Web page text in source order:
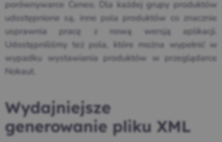
porównywarce Ceneo. Dla każdej grupy produktów
udostępnione są, inne pola produktów co znacznie
usprawnia pracę z nową wersją aplikacji.
Udostępniliśmy też pola, które można wypełnić w
wypadku wystawiania produktów w przeglądarce
Nokaut.
Wydajniejsze
generowanie pliku XML